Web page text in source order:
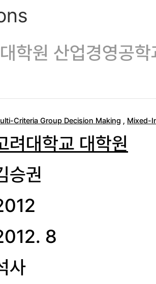
학원 산업경영공
Criteria Group Decision Making , Mixed-
려대학교 대학원
승권
8
사